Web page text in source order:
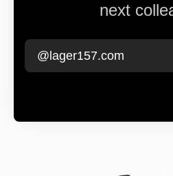
next
@lager157.com